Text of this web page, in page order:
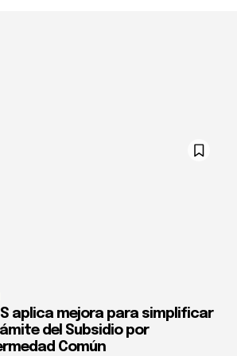
aplica mejora para simplificar
del Subsidio por
Común